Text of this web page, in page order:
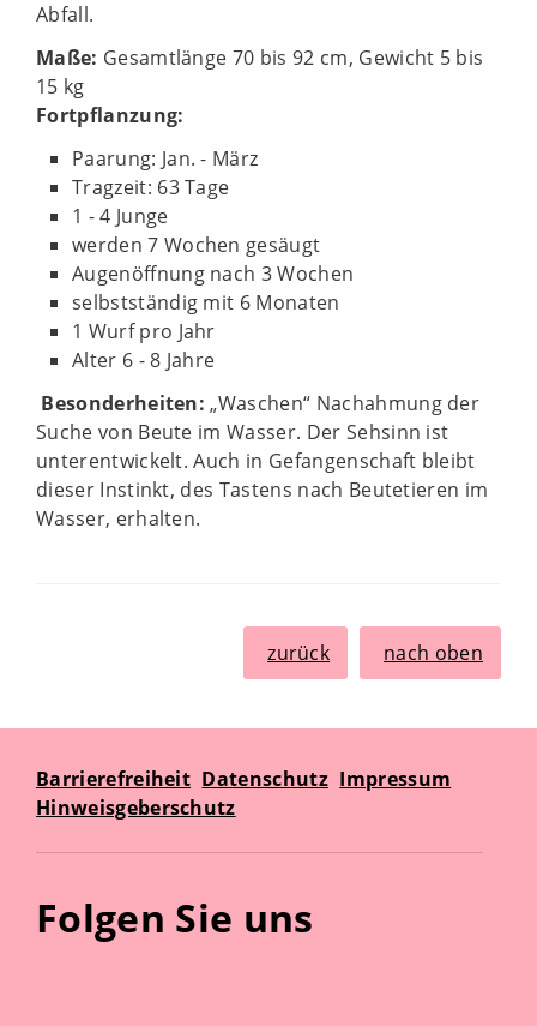
Abfall.
Maße: Gesamtlänge 70 bis 92 cm, Gewicht 5 bis
15 kg
Fortpflanzung:
Paarung: Jan. - März
Tragzeit: 63 Tage
1 - 4 Junge
werden 7 Wochen gesäugt
Augenöffnung nach 3 Wochen
selbstständig mit 6 Monaten
1 Wurf pro Jahr
Alter 6 - 8 Jahre
Besonderheiten:„Waschen“ Nachahmung der
Suche von Beute im Wasser. Der Sehsinn ist
unterentwickelt. Auch in Gefangenschaft bleibt
dieser Instinkt, des Tastens nach Beutetieren im
Wasser, erhalten.
zurück nach oben
Barrierefreiheit Datenschutz Impressum
Hinweisgeberschutz
Folgen Sie uns